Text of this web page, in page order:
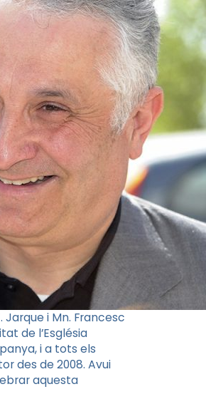
Jarque i Mn. Francesc
de l’Església
i a tots els
des de 2008. Avui
aquesta